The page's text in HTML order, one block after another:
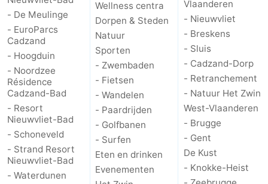
- De Meulinge
- EuroParcs
Cadzand
- Hoogduin
- Noordzee
Résidence
Cadzand-Bad
- Resort
Nieuwvliet-Bad
- Schoneveld
- Strand Resort
Nieuwvliet-Bad
- Waterdunen
Wellness centra
Dorpen & Steden
Natuur
Sporten
- Zwembaden
- Fietsen
- Wandelen
- Paardrijden
- Golfbanen
- Surfen
Eten en drinken
Evenementen
Vlaanderen
- Nieuwvliet
- Breskens
- Sluis
- Cadzand-Dorp
- Retranchement
- Natuur Het Zwin
West-Vlaanderen
- Brugge
- Gent
De Kust
- Knokke-Heist